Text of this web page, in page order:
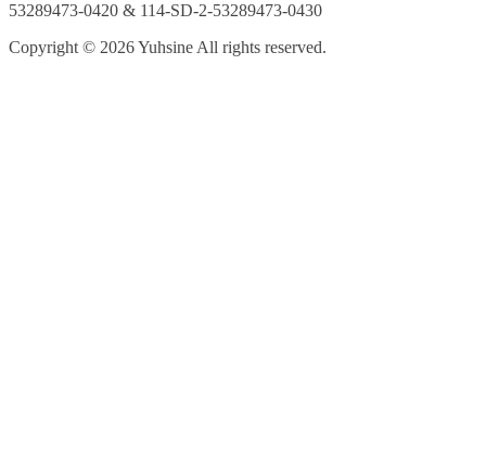
53289473-0420 & 114-SD-2-53289473-0430
Copyright © 2026 Yuhsine All rights reserved.